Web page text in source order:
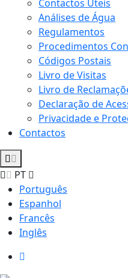
Contactos Úteis
Análises de Água
Regulamentos
Procedimentos
Códigos Postais
Livro de Visitas
Livro de
Declaração de
Privacidade e
Contactos
PT
Português
Espanhol
Francês
Inglês